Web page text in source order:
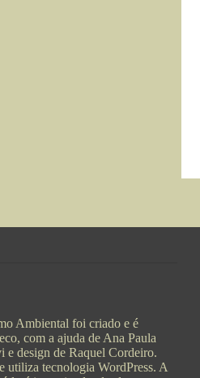
Ambiental foi criado e é
com a ajuda de Ana Paula
e design de Raquel Cordeiro.
utiliza tecnologia WordPress. A